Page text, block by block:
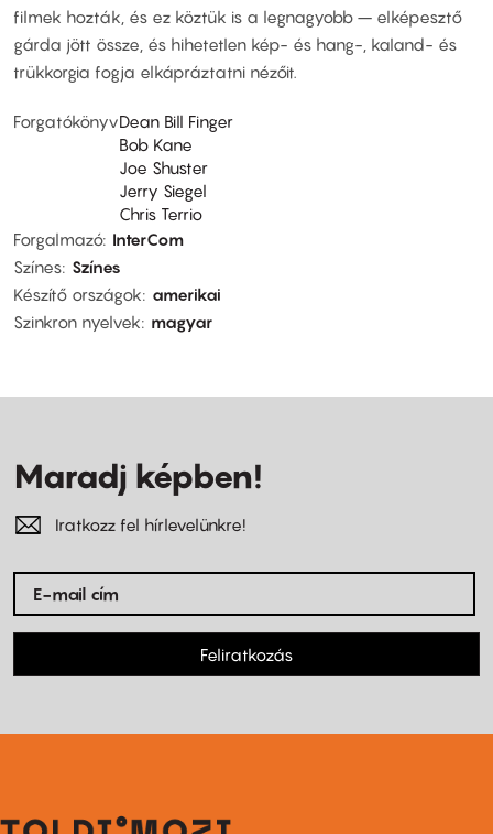
filmek hozták, és ez köztük is a legnagyobb – elképesztő
gárda jött össze, és hihetetlen kép- és hang-, kaland- és
trükkorgia fogja elkápráztatni nézőit.
ForgatókönyvDean Bill Finger
Bob Kane
Joe Shuster
Jerry Siegel
Chris Terrio
Forgalmazó InterCom
Színes Színes
Készítő országok
amerikai
Szinkron nyelvek
magyar
Maradj képben!
Iratkozz fel hírlevelünkre!
Feliratkozás